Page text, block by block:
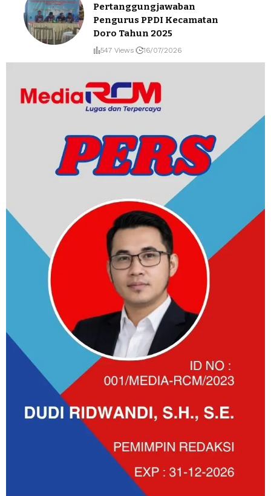
Pertanggungjawaban
Pengurus PPDI Kecamatan
Doro Tahun 2025
547 Views 16/07/2026